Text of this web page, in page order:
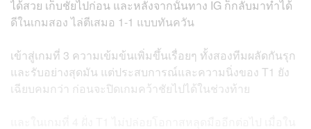
ได้สวย เก็บชัยไปก่อน และหลังจากนั้นทาง IG ก็กลับมาทำได้
ดีในเกมสอง ไล่ตีเสมอ 1-1 แบบทันควัน
เข้าสู่เกมที่ 3 ความเข้มข้นเพิ่มขึ้นเรื่อยๆ ทั้งสองทีมผลัดกันรุก
และรับอย่างสุดมัน แต่ประสบการณ์และความนิ่งของ T1 ยัง
เฉียบคมกว่า ก่อนจะปิดเกมคว้าชัยไปได้ในช่วงท้าย